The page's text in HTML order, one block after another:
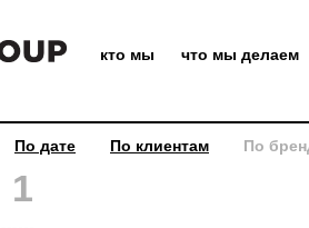
кто мы что мы делаем
По дате По клиентам По
1